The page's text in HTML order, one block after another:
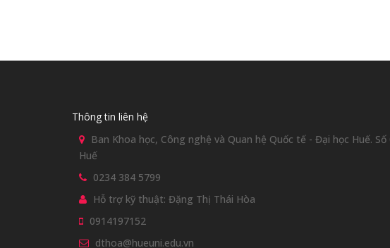
Thông tin liên hệ
Ban Khoa học, Công nghệ và Quan hệ Quốc tế - Đại học Huế. Số
Huế
0234 384 5799
Hỗ trợ kỹ thuật: Đặng Thị Thái Hòa
0914197152
dthoa@hueuni.edu.vn